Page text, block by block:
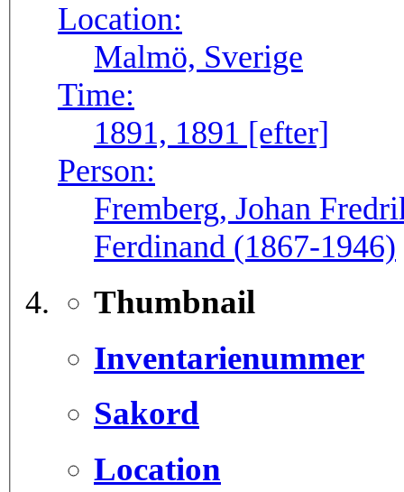
Location:
Malmö, Sverige
Time:
1891, 1891 [efter]
Person:
Fremberg, Johan
Ferdinand (1867-1946)
Thumbnail
Inventarienummer
Sakord
Location